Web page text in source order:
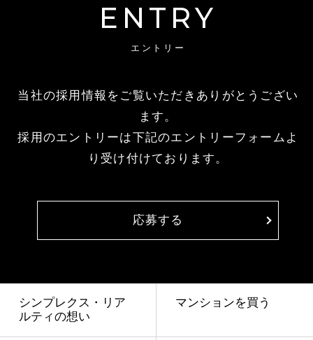
ENTRY
エントリー
当社の採用情報をご覧いただきありがとうござい
ます。
採用のエントリーは下記のエントリーフォームよ
り受け付けております。
応募する
シンプレクス・リア
ルティの想い
マンションを買う